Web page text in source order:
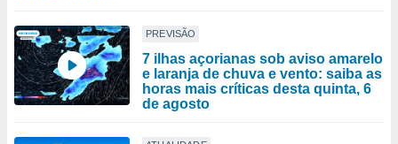
PREVISÃO
7 ilhas açorianas sob aviso amarelo
e laranja de chuva e vento: saiba as
horas mais críticas desta quinta, 6
de agosto